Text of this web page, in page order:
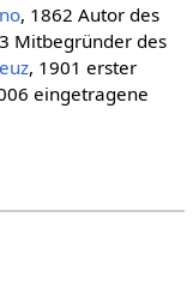
, 1862 Autor des
Mitbegründer des
, 1901 erster
eingetragene